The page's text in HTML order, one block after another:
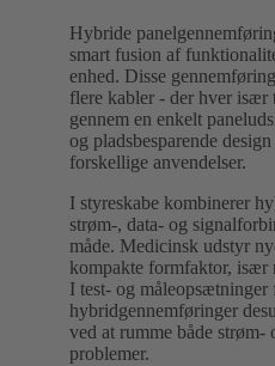
Hybride
smart fusion af
enhed. Disse
flere kabler - der hver
gennem en enkelt
og pladsbesparende
forskellige anvendelser.
I styreskabe kombinerer
strøm-, data- og
måde. Medicinsk udstyr
kompakte formfaktor, især
I test- og måleopsætninger
hybridgennemføringer
ved at rumme både strøm-
problemer.